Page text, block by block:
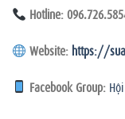
Hotline:
Website: https://
Facebook Group: